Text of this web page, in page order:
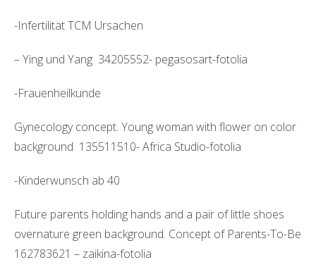
-Infertilität TCM Ursachen
– Ying und Yang 34205552- pegasosart-fotolia
-Frauenheilkunde
Gynecology concept. Young woman with flower on color
background 135511510- Africa Studio-fotolia
-Kinderwunsch ab 40
Future parents holding hands and a pair of little shoes
overnature green background. Concept of Parents-To-Be
162783621 – zaikina-fotolia